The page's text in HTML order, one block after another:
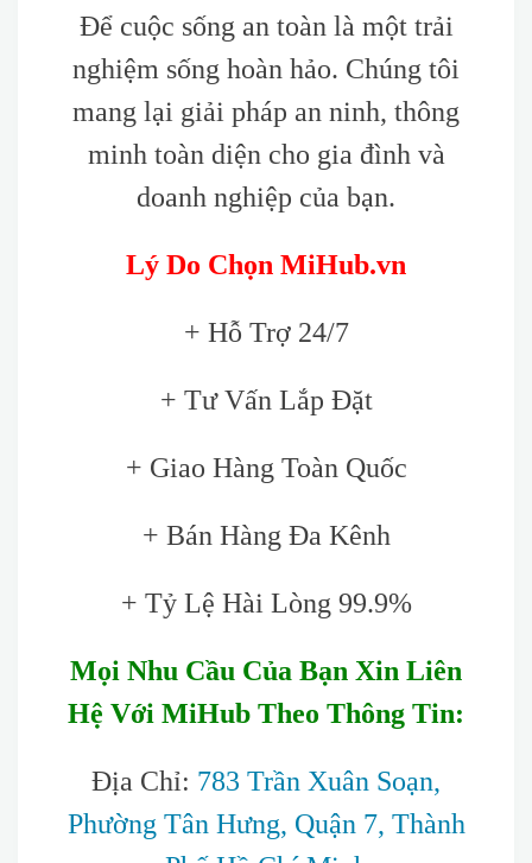
Để cuộc sống an toàn là một trải
nghiệm sống hoàn hảo. Chúng tôi
mang lại giải pháp an ninh, thông
minh toàn diện cho gia đình và
doanh nghiệp của bạn.
Lý Do Chọn MiHub.vn
+ Hỗ Trợ 24/7
+ Tư Vấn Lắp Đặt
+ Giao Hàng Toàn Quốc
+ Bán Hàng Đa Kênh
+ Tỷ Lệ Hài Lòng 99.9%
Mọi Nhu Cầu Của Bạn Xin Liên
Hệ Với MiHub Theo Thông Tin:
Địa Chỉ: 783 Trần Xuân Soạn,
Phường Tân Hưng, Quận 7, Thành